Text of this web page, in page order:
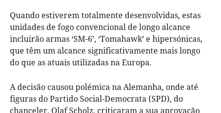
Quando estiverem totalmente desenvolvidas, estas
unidades de fogo convencional de longo alcance
incluirão armas ‘SM-6’, ‘Tomahawk’ e hipersónicas,
que têm um alcance significativamente mais longo
do que as atuais utilizadas na Europa.
A decisão causou polémica na Alemanha, onde até
figuras do Partido Social-Democrata (SPD), do
chanceler, Olaf Scholz, criticaram a sua aprovação